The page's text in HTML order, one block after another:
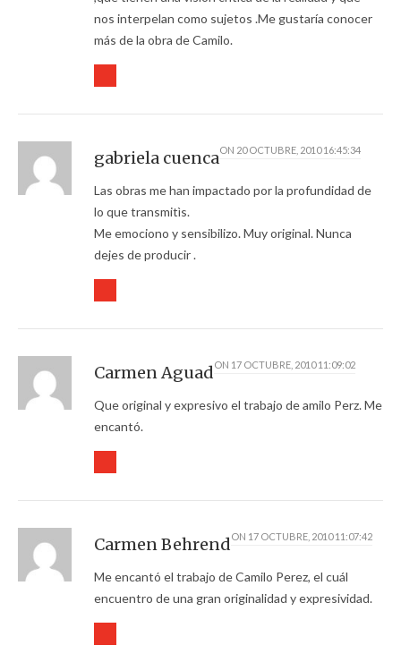
nos interpelan como sujetos .Me gustaría conocer
más de la obra de Camilo.
gabriela cuencaON 20 OCTUBRE, 2010 16:45:34
Las obras me han impactado por la profundidad de
lo que transmitìs.
Me emociono y sensibilizo. Muy original. Nunca
dejes de producir .
Carmen AguadON 17 OCTUBRE, 2010 11:09:02
Que original y expresivo el trabajo de amilo Perz. Me
encantó.
Carmen BehrendON 17 OCTUBRE, 2010 11:07:42
Me encantó el trabajo de Camilo Perez, el cuál
encuentro de una gran originalidad y expresividad.